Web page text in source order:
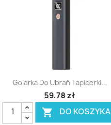
Szybki podgląd
Golarka Do Ubrań Tapicerki...
59,78 zł
 DO KOSZYKA